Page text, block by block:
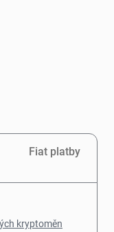
Fiat platby
kryptoměn